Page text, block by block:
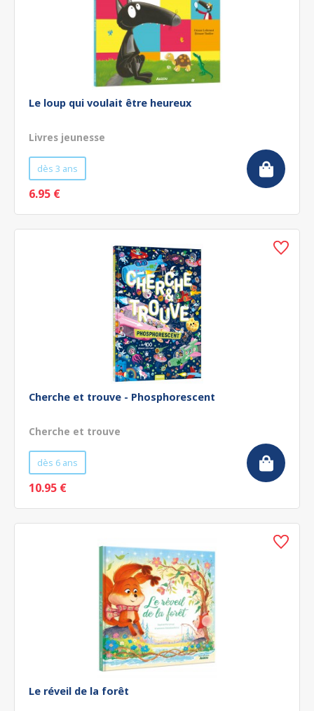
Le loup qui voulait être heureux
Livres jeunesse
dès 3 ans
6.95 €
Cherche et trouve - Phosphorescent
Cherche et trouve
dès 6 ans
10.95 €
Le réveil de la forêt